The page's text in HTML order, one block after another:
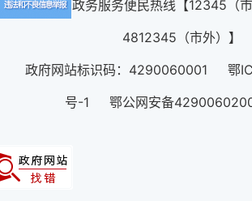
12345政务服务便民热线【12345（
4812345（市外）】
政府网站标识码：4290060001 鄂
号-1 鄂公网安备